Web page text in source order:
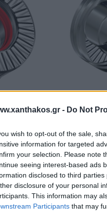
- Do Not
wish to opt-out of the sale,
information for targeted
your selection. Please note
seeing interest-based ads
disclosed to third
disclosure of your personal
This information may
Participants that may
στην
Καμπύλη
Καμπύλες
304/L ή 316/
χάρη στον
κυβικό. Με